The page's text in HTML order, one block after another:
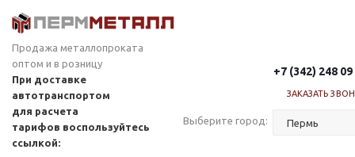
Продажа металлопроката
оптом и в розницу
При доставке
автотранспортом
для расчета
тарифов воспользуйтесь
ссылкой:
+7 (342) 248 09
ЗАКАЗАТЬ
Выберите город: